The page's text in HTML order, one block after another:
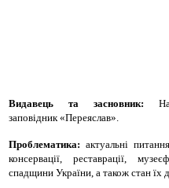
Видавець та засновник:
заповідник «Переяслав».
Проблематика: актуальні
консервації, реставрації,
спадщини України, а також стан їх